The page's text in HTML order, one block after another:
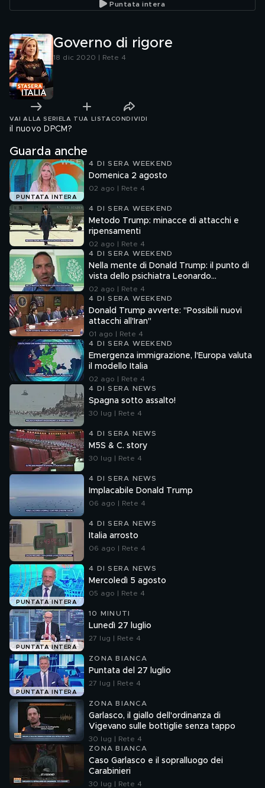
Puntata intera
Governo di rigore
18 dic 2020 | Rete 4
VAI ALLA SERIE LA TUA LISTA CONDIVIDI
il nuovo DPCM?
Guarda anche
PUNTATA INTERA
4 DI SERA WEEKEND
Domenica 2 agosto
02 ago | Rete 4
4 DI SERA WEEKEND
Metodo Trump: minacce di attacchi e
ripensamenti
02 ago | Rete 4
4 DI SERA WEEKEND
Nella mente di Donald Trump: il punto di
vista dello psichiatra Leonardo
Mendolicchio
02 ago | Rete 4
4 DI SERA WEEKEND
Donald Trump avverte: "Possibili nuovi
attacchi all'Iran"
01 ago | Rete 4
4 DI SERA WEEKEND
Emergenza immigrazione, l'Europa valuta
il modello Italia
02 ago | Rete 4
4 DI SERA NEWS
Spagna sotto assalto!
30 lug | Rete 4
4 DI SERA NEWS
M5S & C. story
30 lug | Rete 4
4 DI SERA NEWS
Implacabile Donald Trump
06 ago | Rete 4
4 DI SERA NEWS
Italia arrosto
06 ago | Rete 4
PUNTATA INTERA
4 DI SERA NEWS
Mercoledì 5 agosto
05 ago | Rete 4
PUNTATA INTERA
10 MINUTI
Lunedì 27 luglio
27 lug | Rete 4
PUNTATA INTERA
ZONA BIANCA
Puntata del 27 luglio
27 lug | Rete 4
ZONA BIANCA
Garlasco, il giallo dell'ordinanza di
Vigevano sulle bottiglie senza tappo
30 lug | Rete 4
ZONA BIANCA
Caso Garlasco e il sopralluogo dei
Carabinieri
30 lug | Rete 4